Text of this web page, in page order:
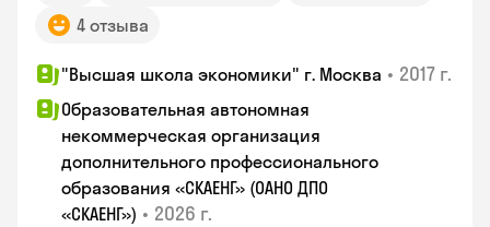
4 отзыва
"Высшая школа экономики" г. Москва • 2017 г.
Образовательная автономная
некоммерческая организация
дополнительного профессионального
образования «СКАЕНГ» (ОАНО ДПО
«СКАЕНГ») • 2026 г.